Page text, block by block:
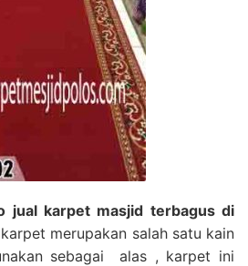
jual karpet masjid terbagus di
merupakan salah satu kain
sebagai alas , karpet ini